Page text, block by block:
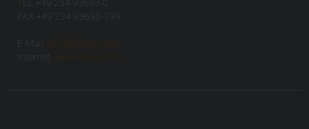
TEL +49 234 93693-0
FAX +49 234 93693-199
E-Mail:
info(at)visus.com
Internet:
www.visus.com